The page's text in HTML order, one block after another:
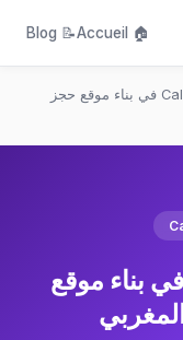
🏠 Accueil
📝 Blog
كيف تساعدك Callofia في بناء موقع حجز
كيف تساعدك Callofia في بناء موقع